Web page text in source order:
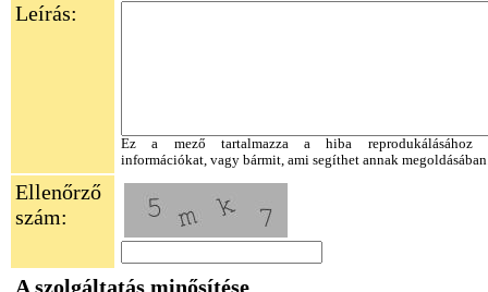
Leírás:
Ez a mező tartalmazza a hiba reprodukálásához
információkat, vagy bármit, ami segíthet annak
Ellenőrző
szám:
A szolgáltatás minősítése